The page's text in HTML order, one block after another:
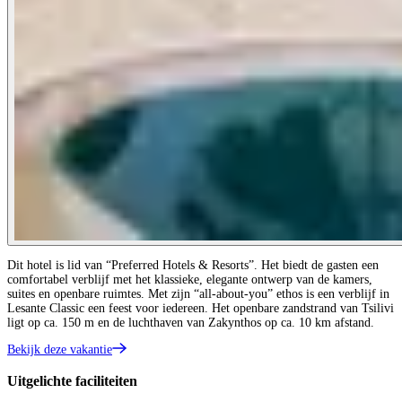
Dit hotel is lid van “Preferred Hotels & Resorts”. Het biedt de gasten een
comfortabel verblijf met het klassieke, elegante ontwerp van de kamers,
suites en openbare ruimtes. Met zijn “all-about-you” ethos is een verblijf in
Lesante Classic een feest voor iedereen. Het openbare zandstrand van Tsilivi
ligt op ca. 150 m en de luchthaven van Zakynthos op ca. 10 km afstand.
Bekijk deze vakantie
Uitgelichte faciliteiten